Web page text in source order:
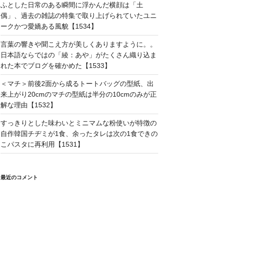
ふとした日常のある瞬間に浮かんだ横顔は「土
偶」、過去の雑誌の特集で取り上げられていたユニ
ークかつ愛嬌ある風貌【1534】
言葉の響きや聞こえ方が美しくありますように。。
日本語ならではの「綾：あや」がたくさん織り込ま
れた本でブログを確かめた【1533】
＜マチ＞前後2面から成るトートバッグの型紙、出
来上がり20cmのマチの型紙は半分の10cmのみが正
解な理由【1532】
すっきりとした味わいとミニマムな粉使いが特徴の
自作韓国チヂミが1食、余ったタレは次の1食できの
こパスタに再利用【1531】
最近のコメント